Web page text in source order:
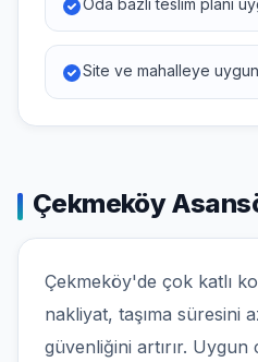
Site ve mahalleye
Çekmeköy
Çekmeköy'de çok katlı
nakliyat, taşıma süresini
güvenliğini artırır.